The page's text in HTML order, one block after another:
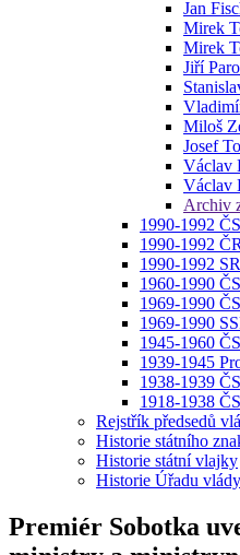
Jan
Mirek
Mirek
Jiří
Miloš
Josef
Václav
Václav
Archiv
1990-1992
1990-1992 ČR
1990-1992 SR
1960-1990
1969-1990
1969-1990
1945-1960
1939-1945
1938-1939
1918-1938
Rejstřík předsedů
Historie státního
Historie státní vlajky
Historie Úřadu vlády
Premiér Sobotka